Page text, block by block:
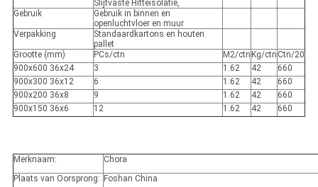
Slijtvaste Hitteisolatie,
Gebruik
Gebruik in binnen en
openluchtvloer en muur
Verpakking
Standaardkartons en houten
pallet
Grootte (mm)
PCs/ctn M2/ctn Kg/ctn Ctn/20
900x600 36x24
3 1.62 42
660
900x300 36x12
6 1.62 42
660
900x200 36x8
9 1.62 42
660
900x150 36x6
12 1.62 42 660
Merknaam:
Chora
Plaats van Oorsprong: Foshan China